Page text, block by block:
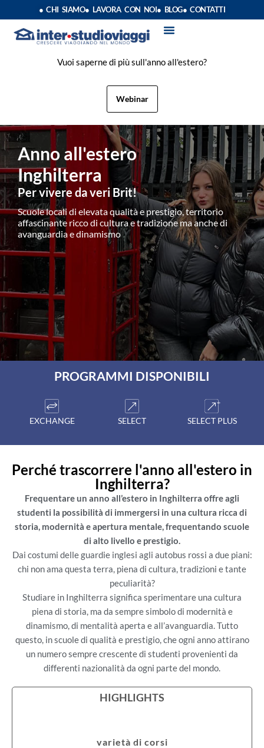
● CHI SIAMO● LAVORA CON NOI● BLOG● CONTATTI
Vuoi saperne di più sull'anno all'estero?
Webinar
Anno all'estero
Inghilterra
Per vivere da veri Brit!
Scuole locali di elevata qualità e prestigio, territorio
affascinante ricco di cultura e tradizione ma anche di
avanguardia e dinamismo
PROGRAMMI DISPONIBILI
EXCHANGE SELECT SELECT PLUS
Perché trascorrere l'anno all'estero in
Inghilterra?
Frequentare un anno all’estero in Inghilterra offre agli
studenti la possibilità di immergersi in una cultura ricca di
storia, modernità e apertura mentale, frequentando scuole
di alto livello e prestigio.
Dai costumi delle guardie inglesi agli autobus rossi a due piani:
chi non ama questa terra, piena di cultura, tradizioni e tante
peculiarità?
Studiare in Inghilterra significa sperimentare una cultura
piena di storia, ma da sempre simbolo di modernità e
dinamismo, di mentalità aperta e all’avanguardia. Tutto
questo, in scuole di qualità e prestigio, che ogni anno attirano
un numero sempre crescente di studenti provenienti da
differenti nazionalità da ogni parte del mondo.
HIGHLIGHTS
varietà di corsi